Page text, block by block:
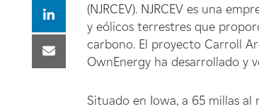
(NJRCEV). NJRCEV es una
y eólicos terrestres que
carbono. El proyecto Carroll
OwnEnergy ha desarrollado y
Situado en Iowa, a 65 millas